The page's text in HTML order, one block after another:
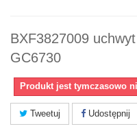
BXF3827009
GC6730
Produkt jest tymczasowo
Tweetuj Udostępnij